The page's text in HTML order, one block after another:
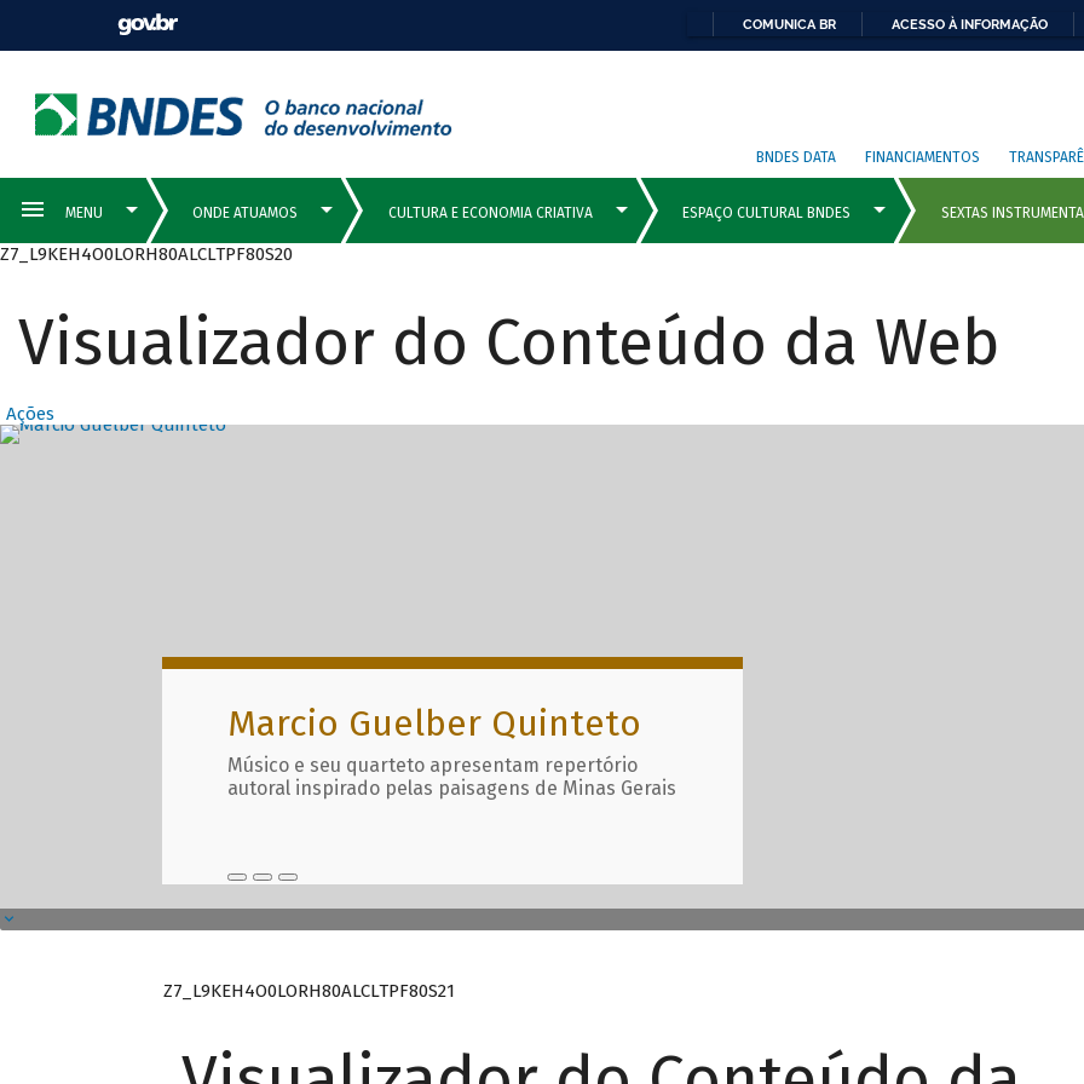
COMUNICA BR ACESSO À INFORMAÇÃO
BNDES DATA FINANCIAMENTOS
Z7_L9KEH4O0LORH80ALCLTPF80S20
Visualizador do Conteúdo da Web
Ações
Destaques Principais com
Marcio Guelber Quinteto
Músico e seu quarteto apresentam repertório
autoral inspirado pelas paisagens de Minas Gerais
Z7_L9KEH4O0LORH80ALCLTPF80S21